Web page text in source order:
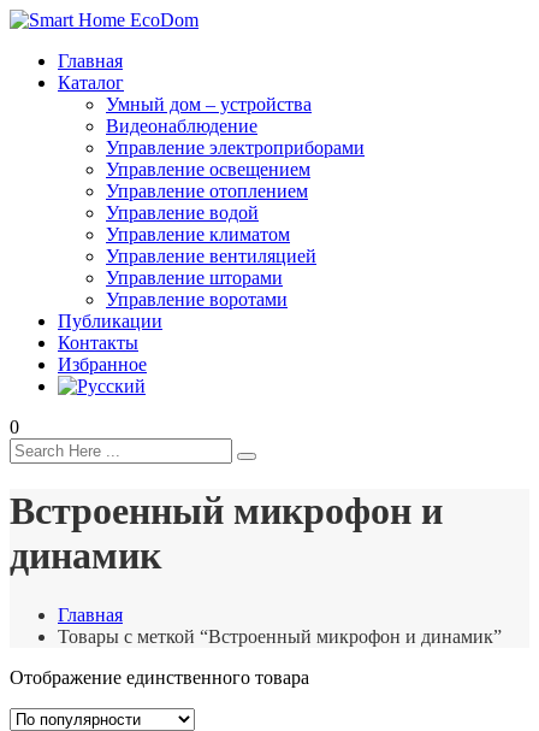
Главная
Каталог
Умный дом – устройства
Видеонаблюдение
Управление электроприборами
Управление освещением
Управление отоплением
Управление водой
Управление климатом
Управление вентиляцией
Управление шторами
Управление воротами
Публикации
Контакты
Избранное
0
Встроенный микрофон и
динамик
Главная
Товары с меткой “Встроенный микрофон и динамик”
Отображение единственного товара